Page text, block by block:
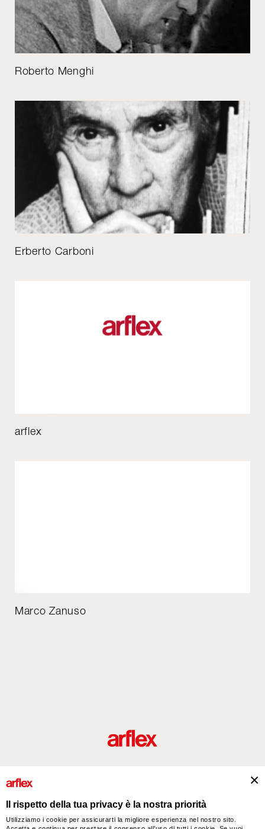
Roberto Menghi
Erberto Carboni
arflex
Marco Zanuso
Il rispetto della tua privacy è la nostra priorità
Utilizziamo i cookie per assicurarti la migliore esperienza nel nostro sito.